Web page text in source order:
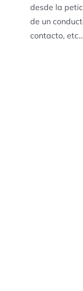
desde la
de un
contacto, etc…